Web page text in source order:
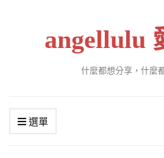
angellulu
什麼都想分享，什麼
選單